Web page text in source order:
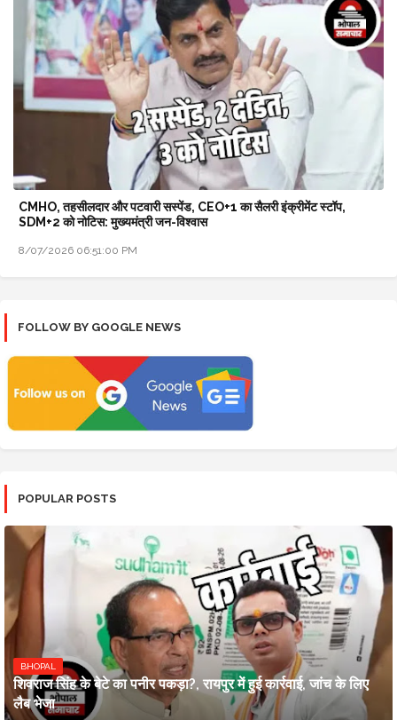
CMHO, तहसीलदार और पटवारी सस्पेंड, CEO+1 का सैलरी इंक्रीमेंट स्टॉप,
SDM+2 को नोटिस: मुख्यमंत्री जन-विश्वास
8/07/2026 06:51:00 PM
FOLLOW BY GOOGLE NEWS
POPULAR POSTS
BHOPAL
शिवराज सिंह के बेटे का पनीर पकड़ा?, रायपुर में हुई कार्रवाई, जांच के लिए
लैब भेजा